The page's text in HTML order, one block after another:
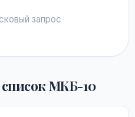
запрос
МКБ-10